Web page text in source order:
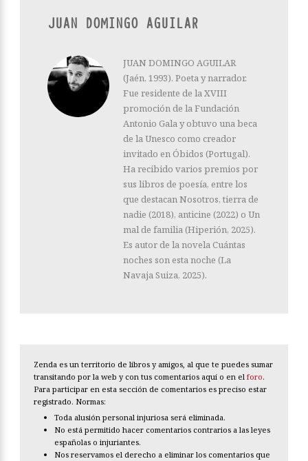
JUAN DOMINGO AGUILAR
JUAN DOMINGO AGUILAR
(Jaén, 1993). Poeta y narrador.
Fue residente de la XVIII
promoción de la Fundación
Antonio Gala y obtuvo una beca
de la Unesco como creador
invitado en Óbidos (Portugal).
Ha recibido varios premios por
sus libros de poesía, entre los
que destacan Nosotros, tierra de
nadie (2018), anticine (2022) o Un
mal de familia (Hiperión, 2025).
Es autor de la novela Cuántas
noches son esta noche (La
Navaja Suiza, 2025).
Zenda es un territorio de libros y amigos, al que te puedes sumar
transitando por la web y con tus comentarios aquí o en el foro.
Para participar en esta sección de comentarios es preciso estar
registrado. Normas:
Toda alusión personal injuriosa será eliminada.
No está permitido hacer comentarios contrarios a las leyes
españolas o injuriantes.
Nos reservamos el derecho a eliminar los comentarios que